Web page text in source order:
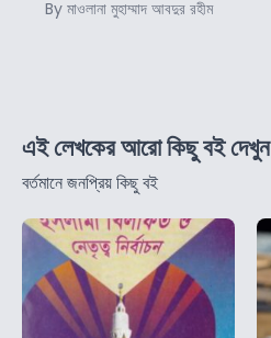
By মাওলানা মুহাম্মাদ আবদুর রহীম
এই লেখকের আরো কিছু বই দেখুন
বর্তমানে জনপ্রিয় কিছু বই